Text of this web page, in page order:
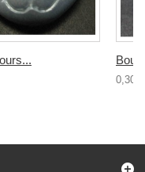
0,30 €